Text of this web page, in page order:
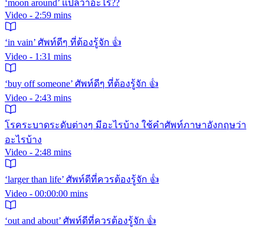
‘moon around’ แปลว่าอะไร??
Video - 2:59 mins
‘in vain’ ศัพท์ดีๆ ที่ต้องรู้จัก 👍
Video - 1:31 mins
‘buy off someone’ ศัพท์ดีๆ ที่ต้องรู้จัก 👍
Video - 2:43 mins
โรคระบาดระดับต่างๆ มีอะไรบ้าง ใช้คำศัพท์ภาษาอังกฤษว่า
อะไรบ้าง
Video - 2:48 mins
‘larger than life’ ศัพท์ดีที่ควรต้องรู้จัก 👍
Video - 00:00:00 mins
‘out and about’ ศัพท์ดีที่ควรต้องรู้จัก 👍